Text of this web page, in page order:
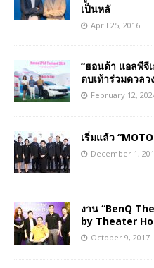
เป็นหลั
April 25, 2016
“ฮอนด้า แอลพีจี
ตบเท้าร่วมดวลว
February 12,
เริ่มแล้ว
December 1,
งาน “BenQ
by Theater
October 9, 2017